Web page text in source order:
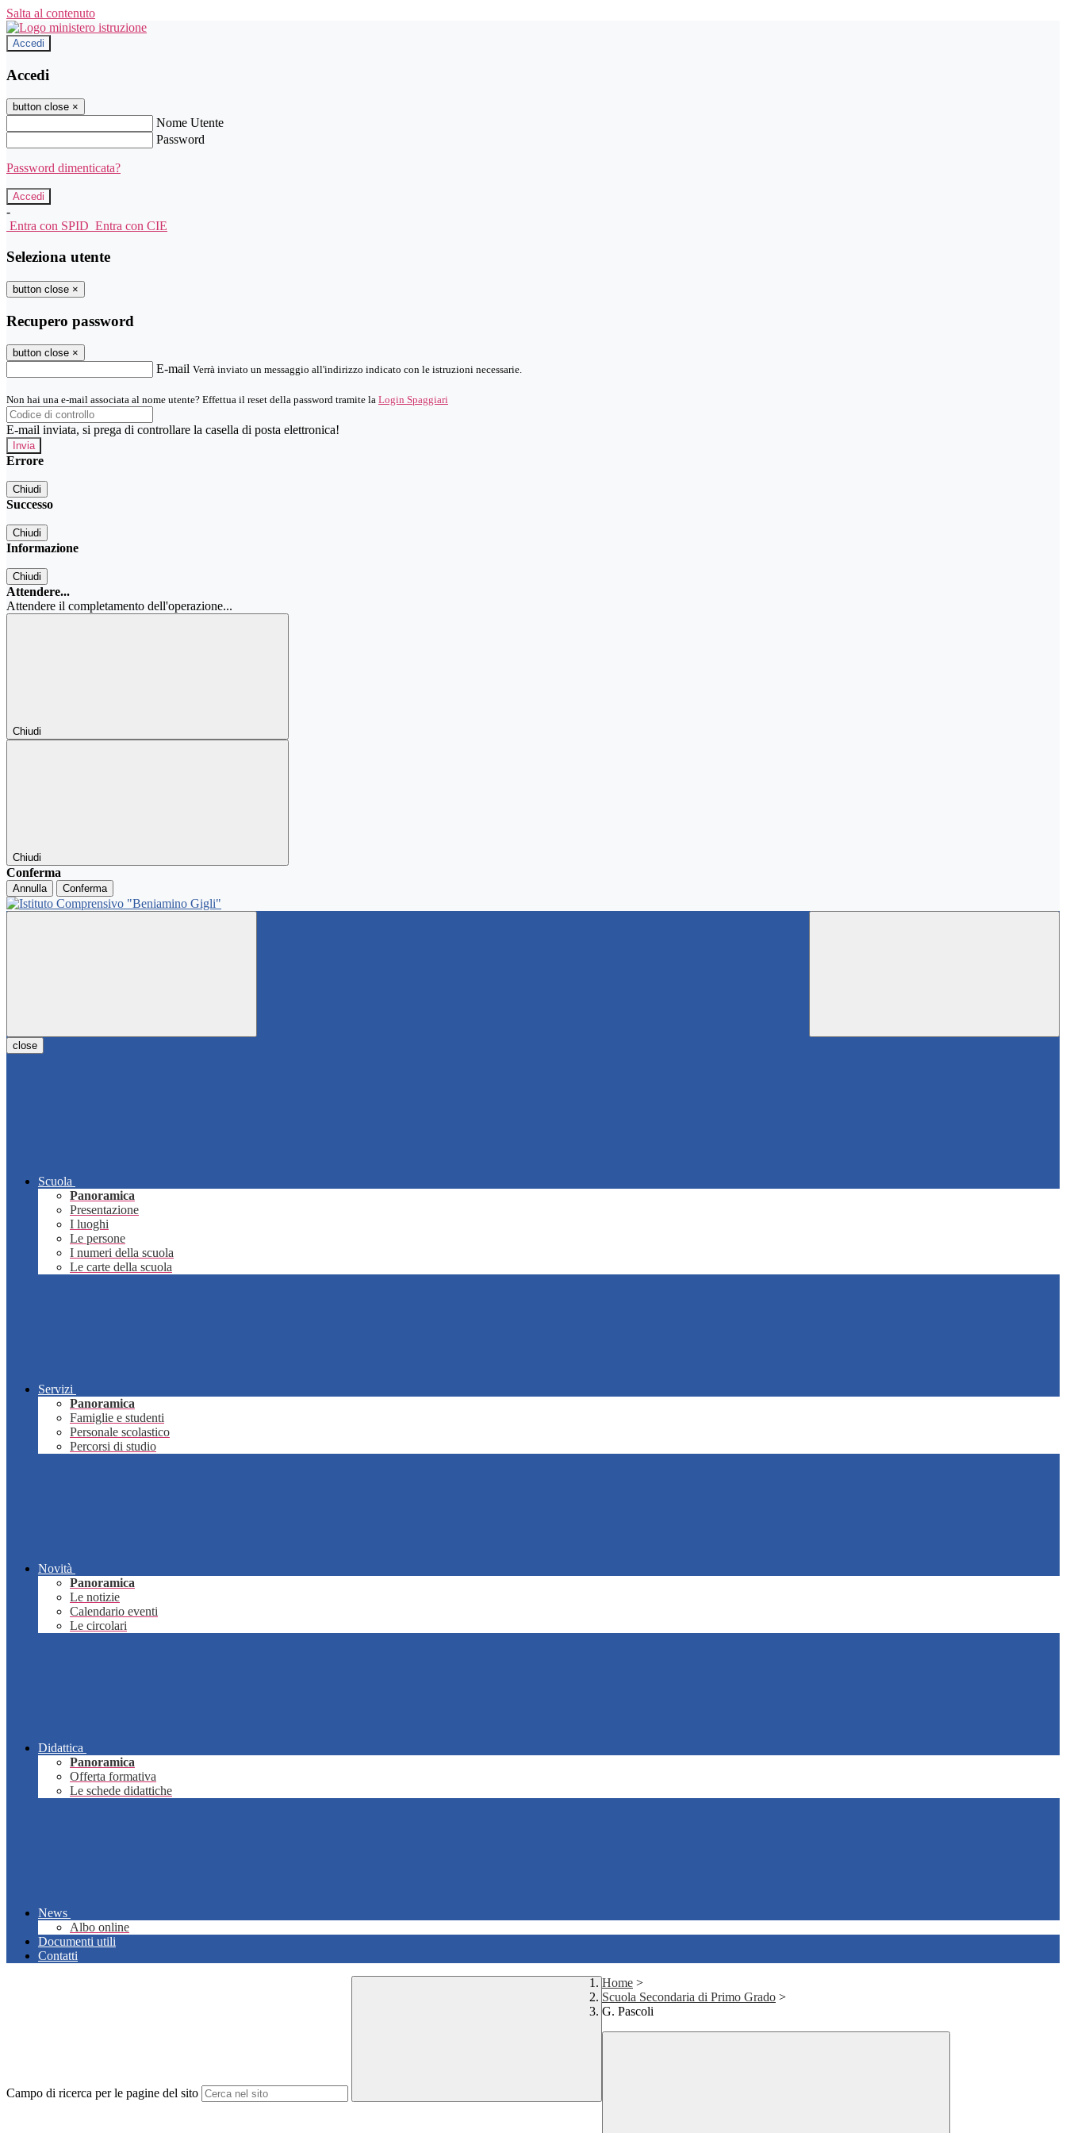
Salta al contenuto
Accedi
Accedi
button close ×
Nome Utente
Password
Password dimenticata?
-
Entra con SPID Entra con CIE
Seleziona utente
button close ×
Recupero password
button close ×
E-mail Verrà inviato un messaggio all'indirizzo indicato con le istruzioni necessarie.
Non hai una e-mail associata al nome utente? Effettua il reset della password tramite la Login Spaggiari
E-mail inviata, si prega di controllare la casella di posta elettronica!
Errore
Chiudi
Successo
Chiudi
Informazione
Chiudi
Attendere...
Attendere il completamento dell'operazione...
Chiudi
Chiudi
Conferma
Annulla Conferma
close
Scuola
Panoramica
Presentazione
I luoghi
Le persone
I numeri della scuola
Le carte della scuola
Servizi
Panoramica
Famiglie e studenti
Personale scolastico
Percorsi di studio
Novità
Panoramica
Le notizie
Calendario eventi
Le circolari
Didattica
Panoramica
Offerta formativa
Le schede didattiche
News
Albo online
Documenti utili
Contatti
Campo di ricerca per le pagine del sito
Home >
Scuola Secondaria di Primo Grado >
G. Pascoli